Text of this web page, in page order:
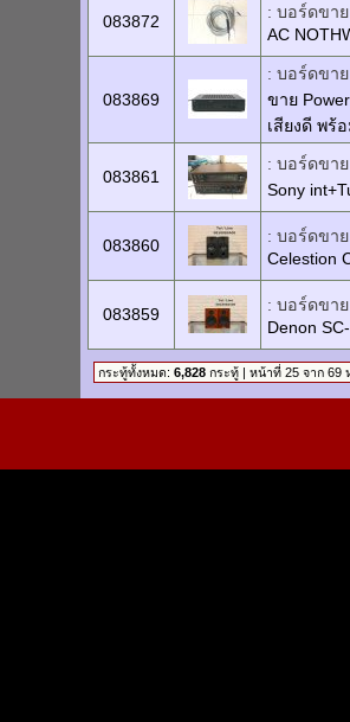
083872
: บอร์ดขาย
AC
083869
: บอร์ดขาย
ขาย
เสียงดี พร้
083861
: บอร์ดขาย
Sony
083860
: บอร์ดขาย
Celestion
083859
: บอร์ดขาย
Denon
กระทู้ทั้งหมด: 6,828 กระทู้ | หน้าที่ 25 จาก 69